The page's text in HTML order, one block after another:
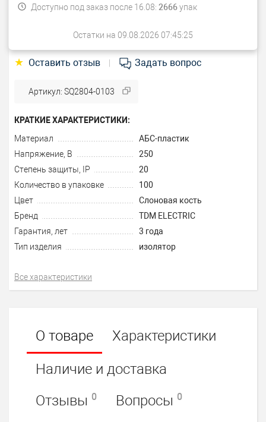
Доступно под заказ после 16.08: 2666упак
Остатки на 09.08.2026 07:45:25
★ Оставить отзыв Задать вопрос
Артикул: SQ2804-0103
КРАТКИЕ ХАРАКТЕРИСТИКИ:
Материал
АБС-пластик
Напряжение, В
250
Степень защиты, IP
20
Количество в упаковке
100
Цвет
Слоновая кость
Бренд
TDM ELECTRIC
Гарантия, лет
3 года
Тип изделия
изолятор
Все характеристики
О товаре
Характеристики
Наличие и доставка
Отзывы 0 Вопросы 0